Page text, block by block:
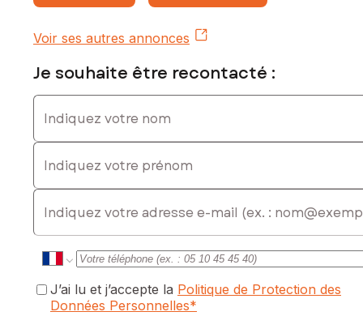
la valeur du bien hors honoraires
Contactez votre conseiller SAFTI : Anne-Marie DA SILVA,
- Agent commercial immatriculé au RSAC de POITIERS sous
Voir ses autres annonces
Je souhaite être recontacté :
Indiquez votre nom
Indiquez votre prénom
E-mail
J’ai lu et j’accepte la Politique de Protection des
Données Personnelles*